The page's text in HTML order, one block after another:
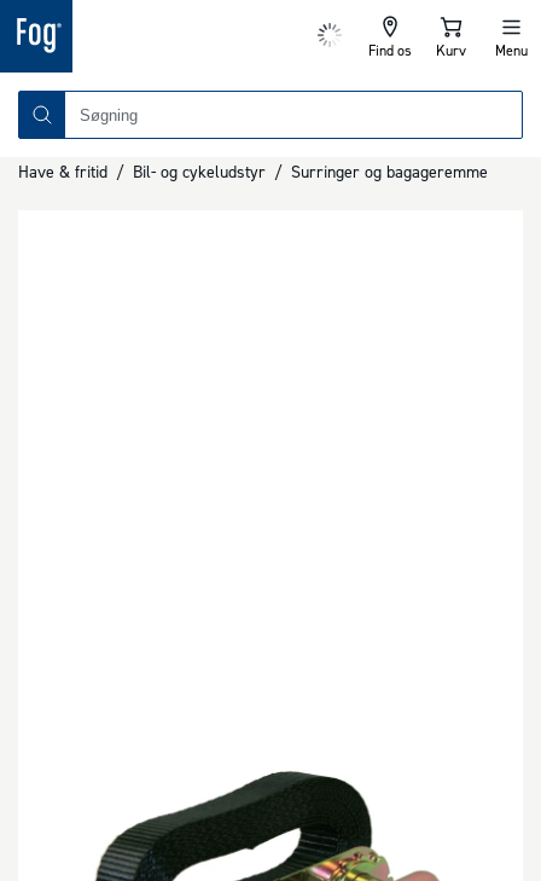
Find os Kurv Menu
Have & fritid / Bil- og cykeludstyr / Surringer og bagageremme